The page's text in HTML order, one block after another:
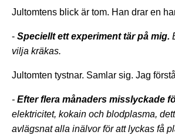
Jultomtens blick är tom. Han drar en
- Speciellt ett experiment tär på mig.
vilja kräkas.
Jultomten tystnar. Samlar sig. Jag
- Efter flera månaders misslyckade
elektricitet, kokain och blodplasma,
avlägsnat alla inälvor för att lyckas få